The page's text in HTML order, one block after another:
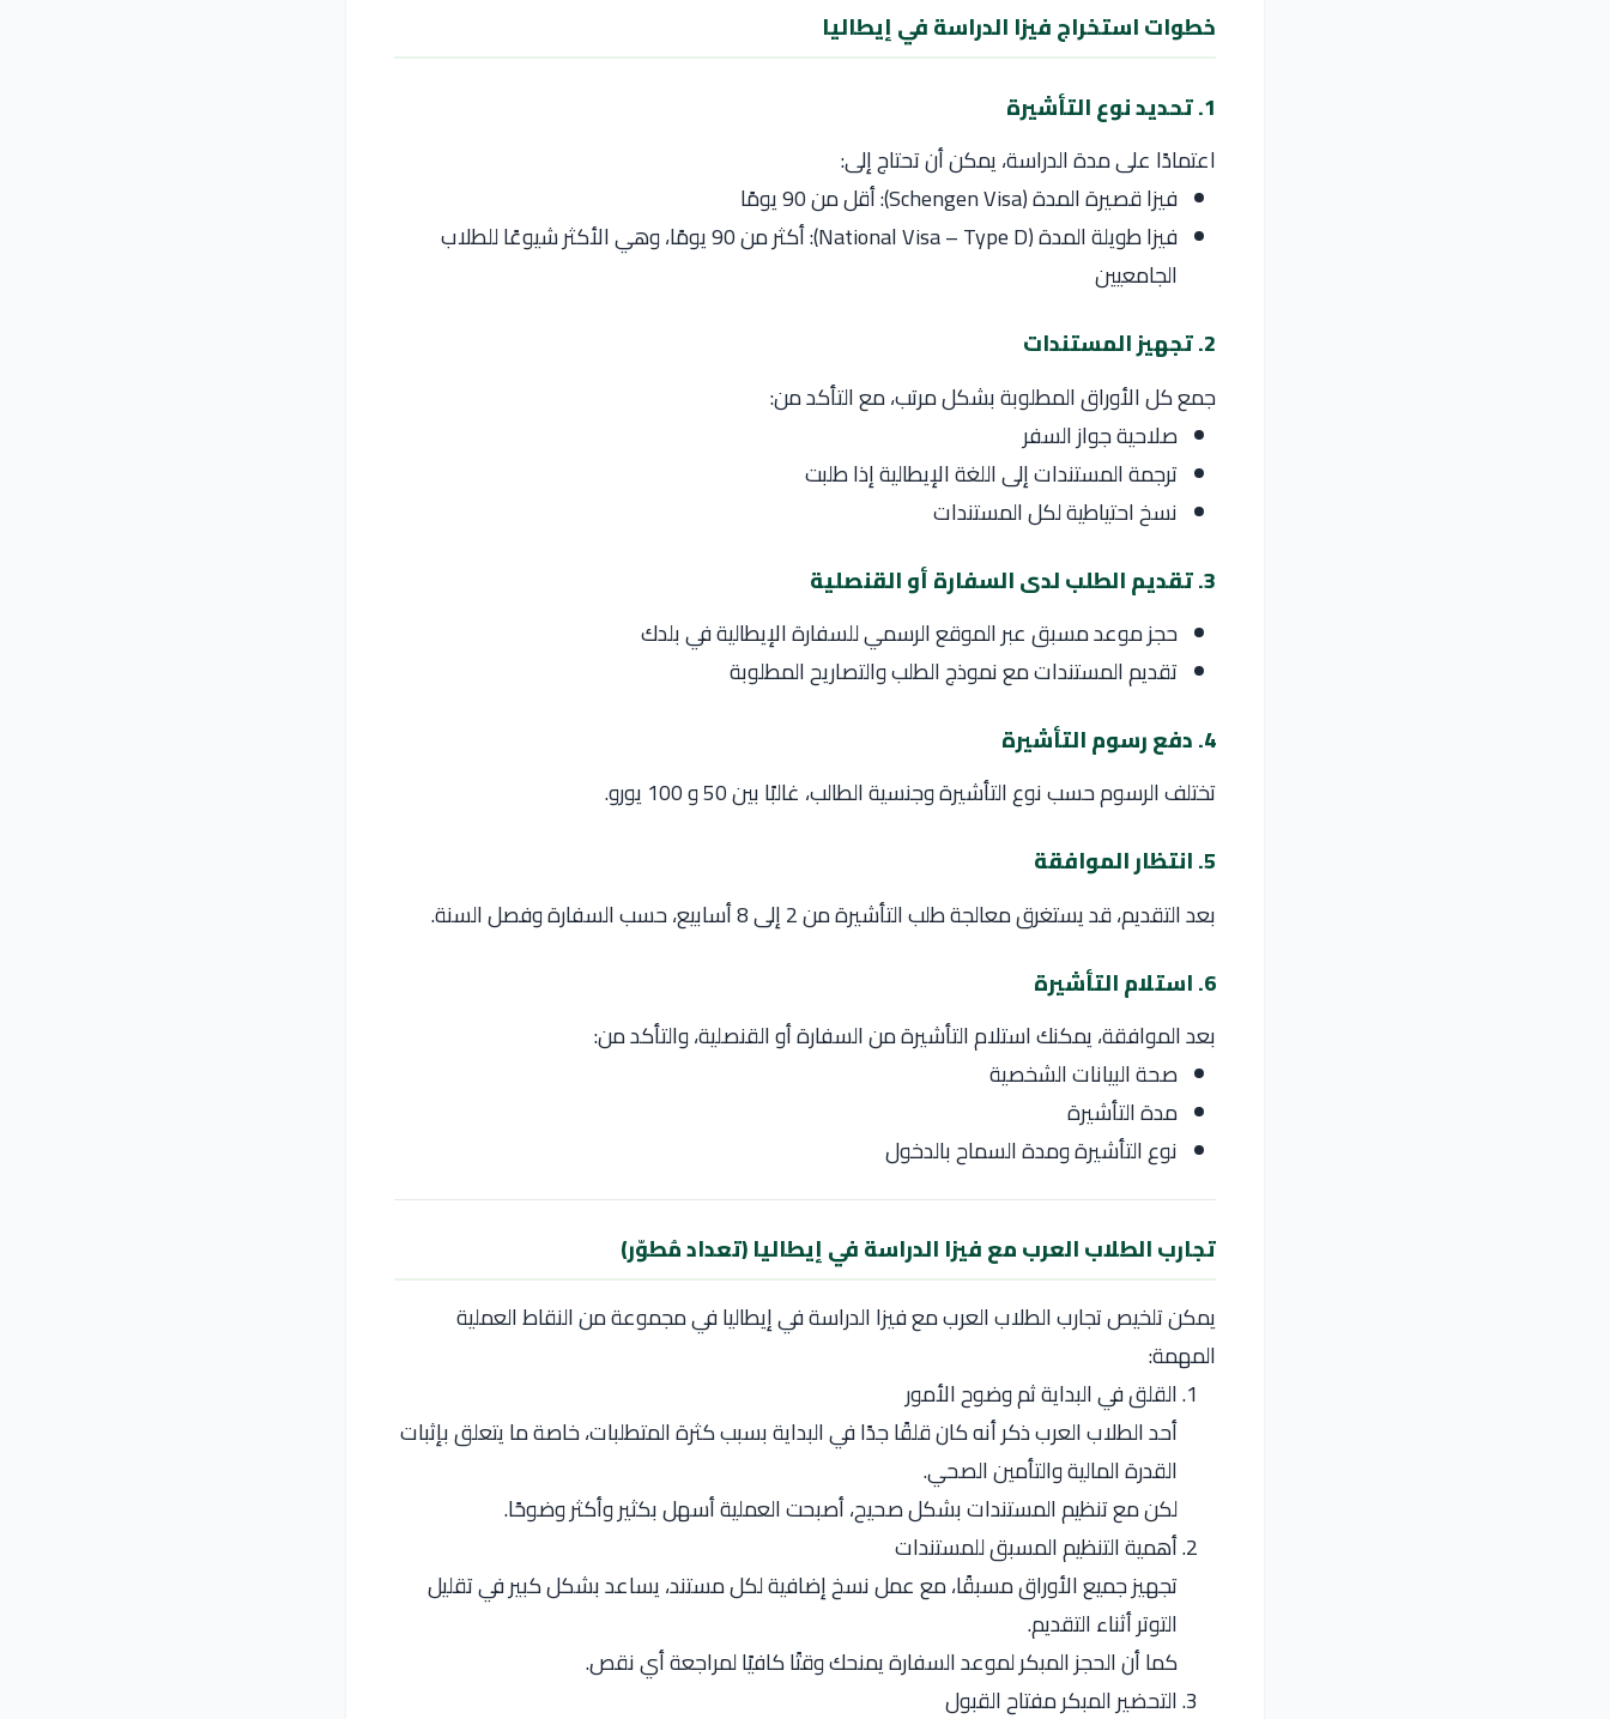
خطوات استخراج فيزا الدراسة في إيطاليا
1. تحديد نوع التأشيرة
اعتمادًا على مدة الدراسة، يمكن أن تحتاج إلى:
فيزا قصيرة المدة (Schengen Visa): أقل من 90 يومًا
فيزا طويلة المدة (National Visa – Type D): أكثر من 90 يومًا، وهي الأكثر شيوعًا للطلاب
الجامعيين
2. تجهيز المستندات
جمع كل الأوراق المطلوبة بشكل مرتب، مع التأكد من:
صلاحية جواز السفر
ترجمة المستندات إلى اللغة الإيطالية إذا طلبت
نسخ احتياطية لكل المستندات
3. تقديم الطلب لدى السفارة أو القنصلية
حجز موعد مسبق عبر الموقع الرسمي للسفارة الإيطالية في بلدك
تقديم المستندات مع نموذج الطلب والتصاريح المطلوبة
4. دفع رسوم التأشيرة
تختلف الرسوم حسب نوع التأشيرة وجنسية الطالب، غالبًا بين 50 و 100 يورو.
5. انتظار الموافقة
بعد التقديم، قد يستغرق معالجة طلب التأشيرة من 2 إلى 8 أسابيع، حسب السفارة وفصل السنة.
6. استلام التأشيرة
بعد الموافقة، يمكنك استلام التأشيرة من السفارة أو القنصلية، والتأكد من:
صحة البيانات الشخصية
مدة التأشيرة
نوع التأشيرة ومدة السماح بالدخول
تجارب الطلاب العرب مع فيزا الدراسة في إيطاليا (تعداد مُطوّر)
يمكن تلخيص تجارب الطلاب العرب مع فيزا الدراسة في إيطاليا في مجموعة من النقاط العملية
المهمة:
القلق في البداية ثم وضوح الأمور
أحد الطلاب العرب ذكر أنه كان قلقًا جدًا في البداية بسبب كثرة المتطلبات، خاصة ما يتعلق بإثبات
القدرة المالية والتأمين الصحي.
لكن مع تنظيم المستندات بشكل صحيح، أصبحت العملية أسهل بكثير وأكثر وضوحًا.
أهمية التنظيم المسبق للمستندات
تجهيز جميع الأوراق مسبقًا، مع عمل نسخ إضافية لكل مستند، يساعد بشكل كبير في تقليل
التوتر أثناء التقديم.
كما أن الحجز المبكر لموعد السفارة يمنحك وقتًا كافيًا لمراجعة أي نقص.
التحضير المبكر مفتاح القبول